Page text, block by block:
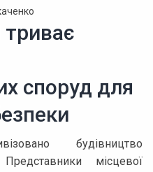
споруд для
будівництво
місцевої